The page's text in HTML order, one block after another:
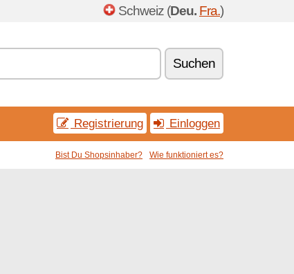
Schweiz (Deu. Fra.)
Suchen
Registrierung Einloggen
Bist Du Shopsinhaber? Wie funktioniert es?